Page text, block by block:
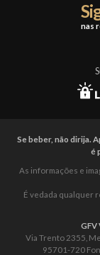
nas
Se beber, não dirija.
é
As informações e
É vedada qualquer
GFV
Via Trento 2355,
95701-720